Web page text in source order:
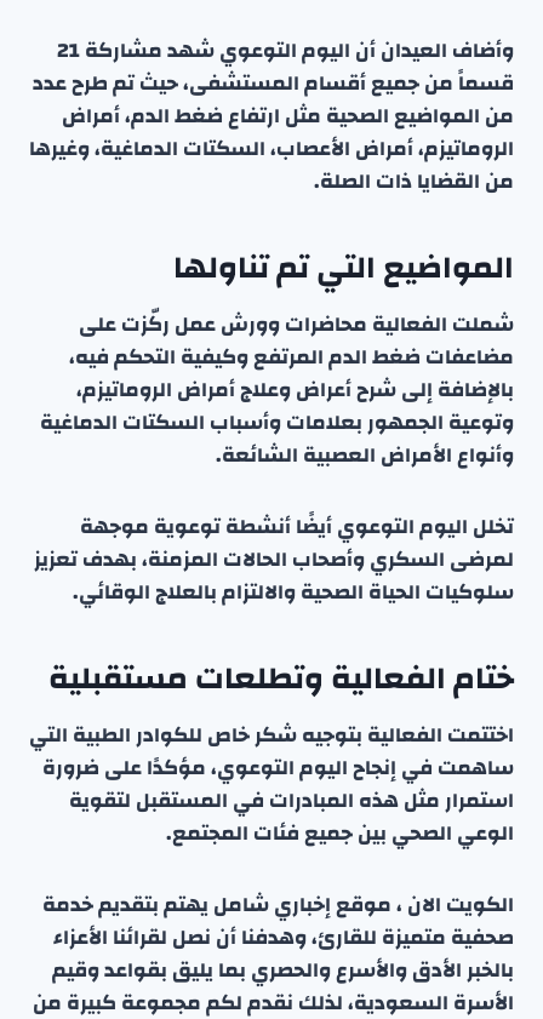
وأضاف العيدان أن اليوم التوعوي شهد مشاركة 21
قسماً من جميع أقسام المستشفى، حيث تم طرح عدد
من المواضيع الصحية مثل ارتفاع ضغط الدم، أمراض
الروماتيزم، أمراض الأعصاب، السكتات الدماغية، وغيرها
من القضايا ذات الصلة.
المواضيع التي تم تناولها
شملت الفعالية محاضرات وورش عمل ركّزت على
مضاعفات ضغط الدم المرتفع وكيفية التحكم فيه،
بالإضافة إلى شرح أعراض وعلاج أمراض الروماتيزم،
وتوعية الجمهور بعلامات وأسباب السكتات الدماغية
وأنواع الأمراض العصبية الشائعة.
تخلل اليوم التوعوي أيضًا أنشطة توعوية موجهة
لمرضى السكري وأصحاب الحالات المزمنة، بهدف تعزيز
سلوكيات الحياة الصحية والالتزام بالعلاج الوقائي.
ختام الفعالية وتطلعات مستقبلية
اختتمت الفعالية بتوجيه شكر خاص للكوادر الطبية التي
ساهمت في إنجاح اليوم التوعوي، مؤكدًا على ضرورة
استمرار مثل هذه المبادرات في المستقبل لتقوية
الوعي الصحي بين جميع فئات المجتمع.
الكويت الان ، موقع إخباري شامل يهتم بتقديم خدمة
صحفية متميزة للقارئ، وهدفنا أن نصل لقرائنا الأعزاء
بالخبر الأدق والأسرع والحصري بما يليق بقواعد وقيم
الأسرة السعودية، لذلك نقدم لكم مجموعة كبيرة من